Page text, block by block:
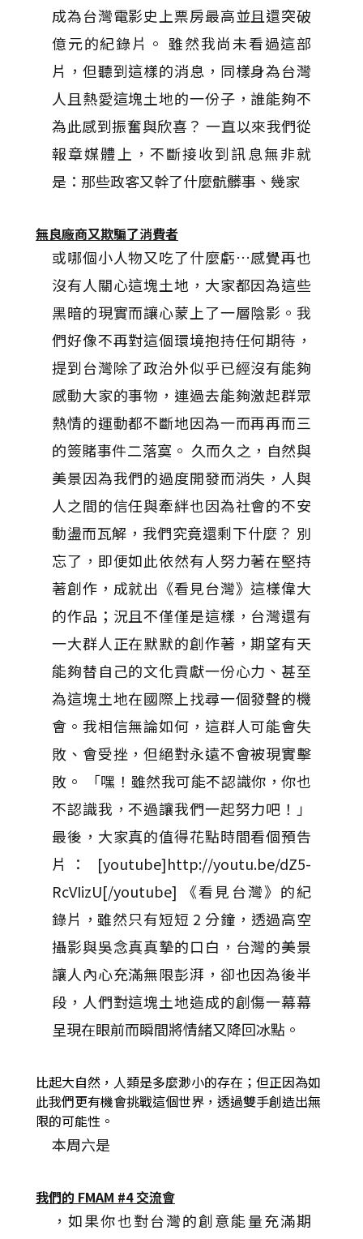
成為台灣電影史上票房最高並且還突破
億元的紀錄片。 雖然我尚未看過這部
片，但聽到這樣的消息，同樣身為台灣
人且熱愛這塊土地的一份子，誰能夠不
為此感到振奮與欣喜？ 一直以來我們從
報章媒體上，不斷接收到訊息無非就
是：那些政客又幹了什麼骯髒事、幾家
無良廠商又欺騙了消費者
或哪個小人物又吃了什麼虧…感覺再也
沒有人關心這塊土地，大家都因為這些
黑暗的現實而讓心蒙上了一層陰影。我
們好像不再對這個環境抱持任何期待，
提到台灣除了政治外似乎已經沒有能夠
感動大家的事物，連過去能夠激起群眾
熱情的運動都不斷地因為一而再再而三
的簽賭事件二落寞。 久而久之，自然與
美景因為我們的過度開發而消失，人與
人之間的信任與牽絆也因為社會的不安
動盪而瓦解，我們究竟還剩下什麼？ 別
忘了，即便如此依然有人努力著在堅持
著創作，成就出《看見台灣》這樣偉大
的作品；況且不僅僅是這樣，台灣還有
一大群人正在默默的創作著，期望有天
能夠替自己的文化貢獻一份心力、甚至
為這塊土地在國際上找尋一個發聲的機
會。我相信無論如何，這群人可能會失
敗、會受挫，但絕對永遠不會被現實擊
敗。 「嘿！雖然我可能不認識你，你也
不認識我，不過讓我們一起努力吧！」
最後，大家真的值得花點時間看個預告
片： [youtube]http://youtu.be/dZ5-
RcVIizU[/youtube] 《看見台灣》的紀
錄片，雖然只有短短 2 分鐘，透過高空
攝影與吳念真真摯的口白，台灣的美景
讓人內心充滿無限彭湃，卻也因為後半
段，人們對這塊土地造成的創傷一幕幕
呈現在眼前而瞬間將情緒又降回冰點。
比起大自然，人類是多麼渺小的存在；但正因為如
此我們更有機會挑戰這個世界，透過雙手創造出無
限的可能性。
本周六是
我們的 FMAM #4 交流會
，如果你也對台灣的創意能量充滿期